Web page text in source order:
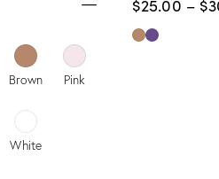
$25.00 – $
Brown Pink
White